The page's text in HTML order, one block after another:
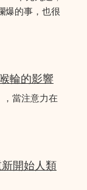
爆的事，也很
輪的影響
當注意力在
開始人類